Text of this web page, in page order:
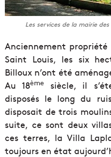
Les services de la mairie
Anciennement propriété
Saint Louis, les six
Billoux n’ont été
Au 18ème
siècle, il
disposés le long du
disposait de trois
suite, ce sont deux
ces terres, la Villa
toujours en état